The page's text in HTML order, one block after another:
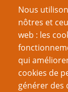
Nous
nôtres et
web : les
qui
cookies de
générer des
Archives
juillet 2026(1)
juin 2026(7)
mars 2026(11)
décembre